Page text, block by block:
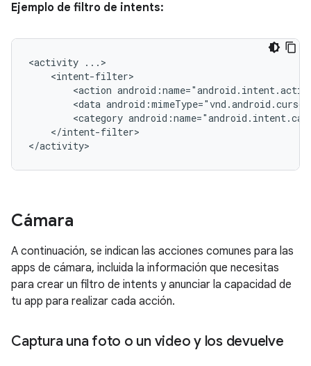
Ejemplo de filtro de intents:
<activity
<action
<data
<category
</intent-filter>
</activity>
Cámara
A continuación, se indican las acciones comunes para las
apps de cámara, incluida la información que necesitas
para crear un filtro de intents y anunciar la capacidad de
tu app para realizar cada acción.
Captura una foto o un video y los devuelve